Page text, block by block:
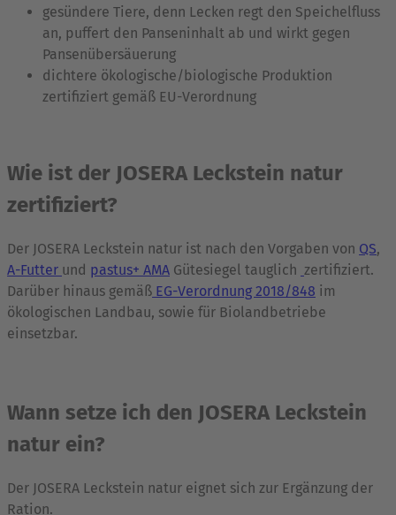
gesündere Tiere, denn Lecken regt den Speichelfluss
an, puffert den Panseninhalt ab und wirkt gegen
Pansenübersäuerung
dichtere ökologische/biologische Produktion
zertifiziert gemäß EU-Verordnung
Wie ist der JOSERA Leckstein natur
zertifiziert?
Der JOSERA Leckstein natur ist nach den Vorgaben von QS,
A-Futter und pastus+ AMA Gütesiegel tauglich zertifiziert.
Darüber hinaus gemäß EG-Verordnung 2018/848 im
ökologischen Landbau, sowie für Biolandbetriebe
einsetzbar.
Wann setze ich den JOSERA Leckstein
natur ein?
Der JOSERA Leckstein natur eignet sich zur Ergänzung der
Ration.